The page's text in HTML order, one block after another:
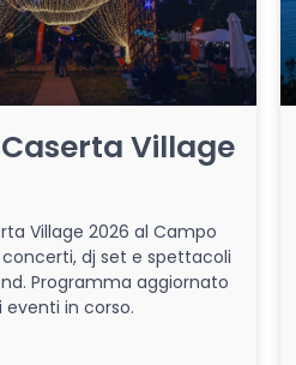
Caserta Village
Village 2026 al Campo
concerti, dj set e spettacoli
Programma aggiornato
in corso.